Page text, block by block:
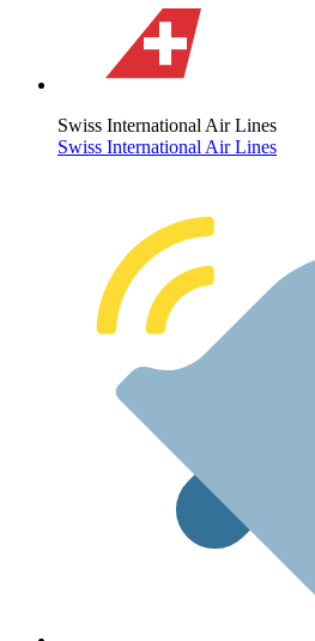
Swiss International Air Lines
Swiss International Air Lines